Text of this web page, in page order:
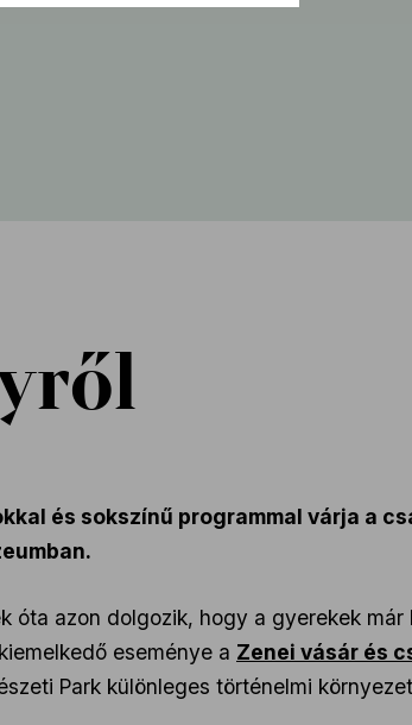
és sokszínű programmal várja a
óta azon dolgozik, hogy a gyerekek már
eseménye a Zenei vásár és
Park különleges történelmi